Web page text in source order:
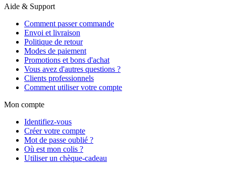
Aide & Support
Comment passer commande
Envoi et livraison
Politique de retour
Modes de paiement
Promotions et bons d'achat
Vous avez d'autres questions ?
Clients professionnels
Comment utiliser votre compte
Mon compte
Identifiez-vous
Créer votre compte
Mot de passe oublié ?
Où est mon colis ?
Utiliser un chèque-cadeau